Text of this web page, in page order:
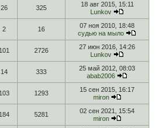
26 325
18 авг 2015, 15:11
Lunkov
2 16
07 ноя 2010, 18:48
судью на мыло
101 2726
27 июн 2016, 14:26
Lunkov
14 333
25 май 2012, 08:03
abab2006
103 1293
15 сен 2015, 16:17
miron
184 5281
02 сен 2021, 15:54
miron